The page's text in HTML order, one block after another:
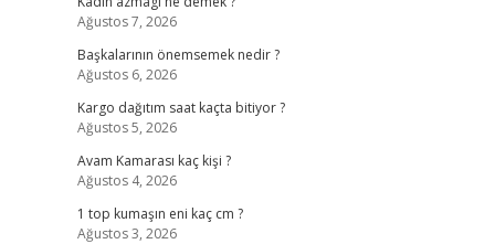
Ağustos 7, 2026
Başkalarının önemsemek nedir ?
Ağustos 6, 2026
Kargo dağıtım saat kaçta bitiyor ?
Ağustos 5, 2026
Avam Kamarası kaç kişi ?
Ağustos 4, 2026
1 top kumaşın eni kaç cm ?
Ağustos 3, 2026